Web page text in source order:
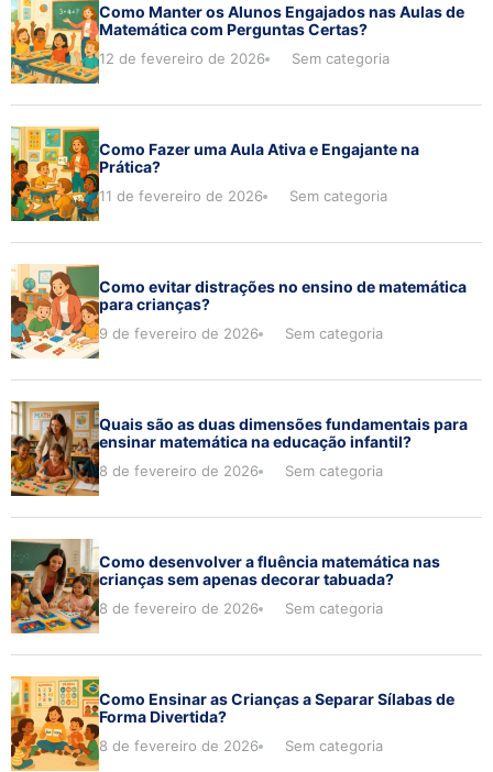
Como Manter os Alunos Engajados nas Aulas de
Matemática com Perguntas Certas?
12 de fevereiro de 2026 Sem categoria
Como Fazer uma Aula Ativa e Engajante na
Prática?
11 de fevereiro de 2026 Sem categoria
Como evitar distrações no ensino de matemática
para crianças?
9 de fevereiro de 2026 Sem categoria
Quais são as duas dimensões fundamentais para
ensinar matemática na educação infantil?
8 de fevereiro de 2026 Sem categoria
Como desenvolver a fluência matemática nas
crianças sem apenas decorar tabuada?
8 de fevereiro de 2026 Sem categoria
Como Ensinar as Crianças a Separar Sílabas de
Forma Divertida?
8 de fevereiro de 2026 Sem categoria